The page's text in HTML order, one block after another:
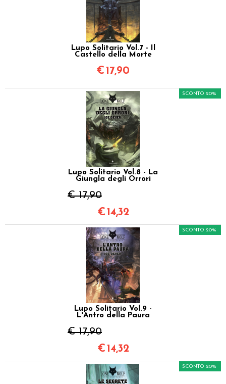
Lupo Solitario Vol.7 - Il
Castello della Morte
€ 17,90
Lupo Solitario Vol.8 - La
Giungla degli Orrori
€ 17,90
SCONTO 20%
€ 14,32
Lupo Solitario Vol.9 -
L'Antro della Paura
€ 17,90
SCONTO 20%
€ 14,32
SCONTO 20%